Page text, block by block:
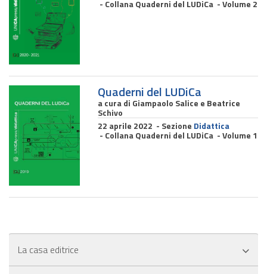
- Collana Quaderni del LUDiCa - Volume 2
Quaderni del LUDiCa
a cura di Giampaolo Salice e Beatrice
Schivo
22 aprile 2022 - Sezione Didattica
- Collana Quaderni del LUDiCa - Volume 1
La casa editrice